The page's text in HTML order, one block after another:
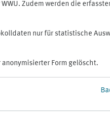
Zudem werden die
nur für statistische
Form gelöscht.